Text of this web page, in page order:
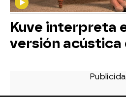
Kuve interpreta
versión acústica